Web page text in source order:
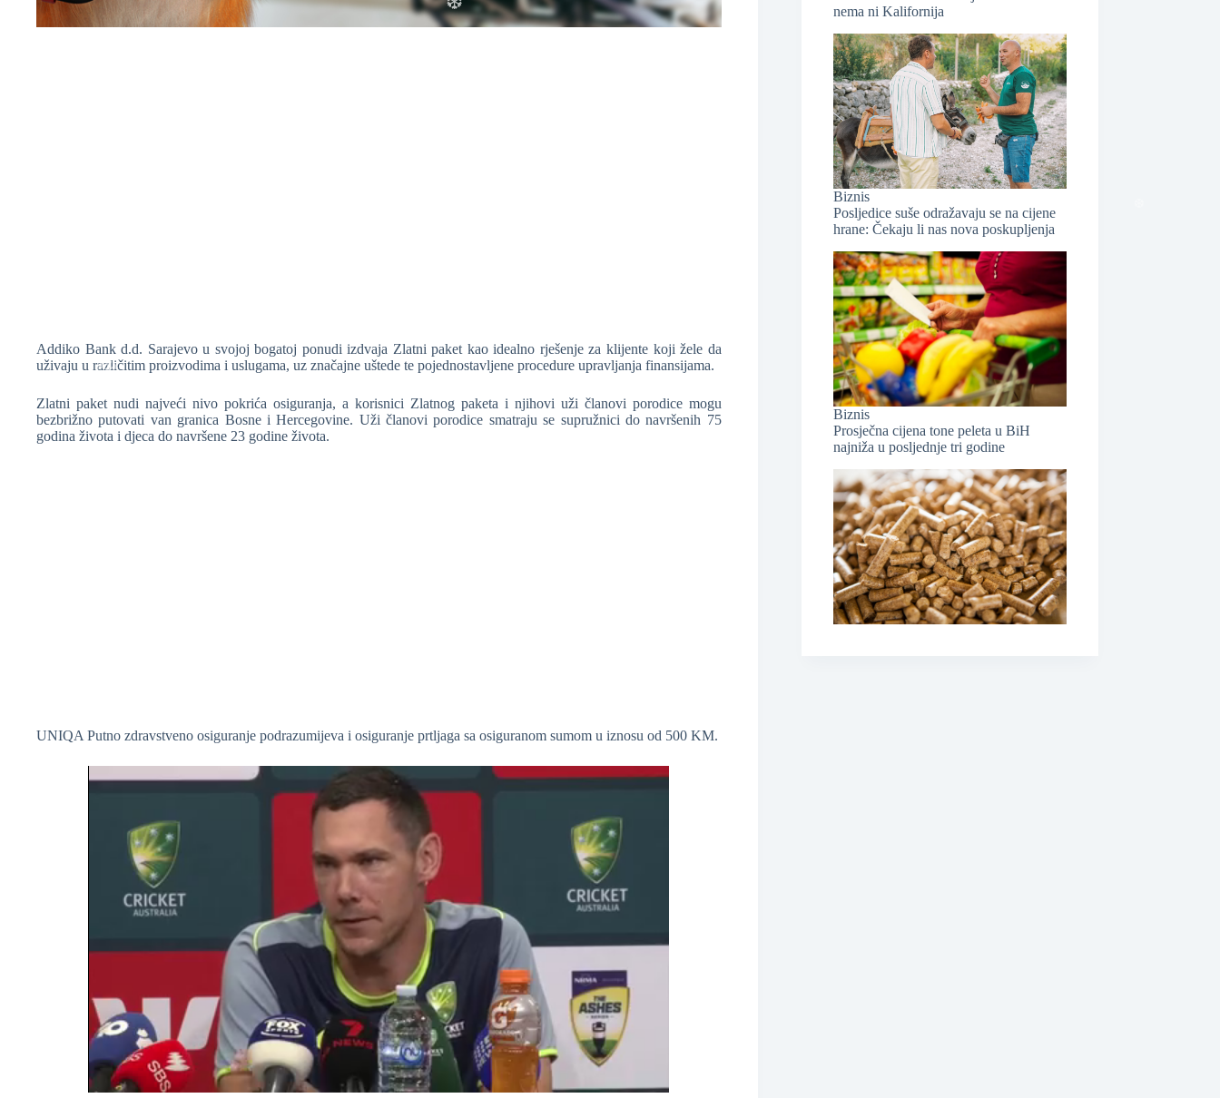
Addiko Bank d.d. Sarajevo u svojoj bogatoj ponudi izdvaja Zlatni paket kao idealno rješenje za klijente koji žele da
uživaju u različitim proizvodima i uslugama, uz značajne uštede te pojednostavljene procedure upravljanja finansijama.
Zlatni paket nudi najveći nivo pokrića osiguranja, a korisnici Zlatnog paketa i njihovi uži članovi porodice mogu
bezbrižno putovati van granica Bosne i Hercegovine. Uži članovi porodice smatraju se supružnici do navršenih 75
godina života i djeca do navršene 23 godine života.
UNIQA Putno zdravstveno osiguranje podrazumijeva i osiguranje prtljaga sa osiguranom sumom u iznosu od 500 KM.
nema ni Kalifornija
Biznis
Posljedice suše odražavaju se na cijene
hrane: Čekaju li nas nova poskupljenja
Biznis
Prosječna cijena tone peleta u BiH
najniža u posljednje tri godine
❆
❆